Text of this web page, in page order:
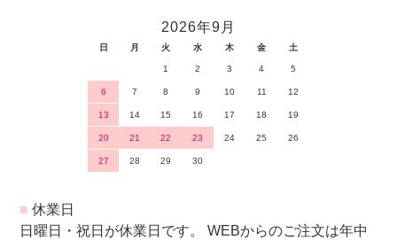
2026年9月
日 月 火 水 木 金 土
1 2 3 4 5
6 7 8 9 10 11 12
13 14 15 16 17 18 19
20 21 22 23 24 25 26
27 28 29 30
■ 休業日
日曜日・祝日が休業日です。 WEBからのご注文は年中